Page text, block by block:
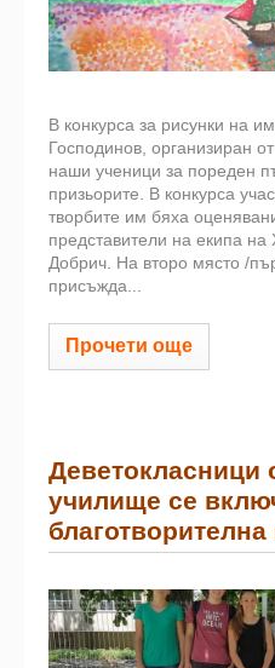
В конкурса за рисунки на
Господинов, организиран
наши ученици за пореден
призьорите. В конкурса
творбите им бяха
представители на екипа на
Добрич. На второ място /
присъжда...
Прочети още
Деветокласници
училище се